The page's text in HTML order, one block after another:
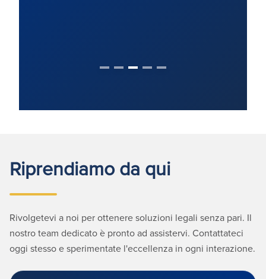
Riprendiamo da qui
Rivolgetevi a noi per ottenere soluzioni legali senza pari. Il
nostro team dedicato è pronto ad assistervi. Contattateci
oggi stesso e sperimentate l'eccellenza in ogni interazione.